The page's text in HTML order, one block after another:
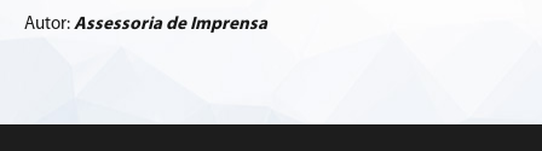
Autor: Assessoria de Imprensa